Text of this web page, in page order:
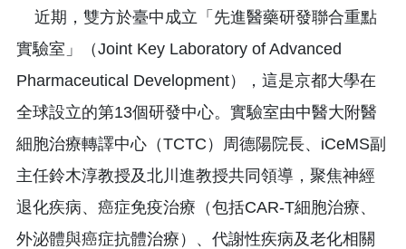
近期，雙方於臺中成立「先進醫藥研發聯合重點
實驗室」（Joint Key Laboratory of Advanced
Pharmaceutical Development），這是京都大學在
全球設立的第13個研發中心。實驗室由中醫大附醫
細胞治療轉譯中心（TCTC）周德陽院長、iCeMS副
主任鈴木淳教授及北川進教授共同領導，聚焦神經
退化疾病、癌症免疫治療（包括CAR-T細胞治療、
外泌體與癌症抗體治療）、代謝性疾病及老化相關